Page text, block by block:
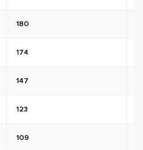
180
174
147
123
109